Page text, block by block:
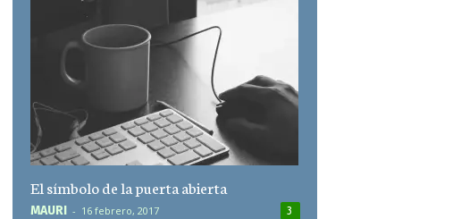
El símbolo de la puerta abierta
MAURI - 16 febrero, 2017 3